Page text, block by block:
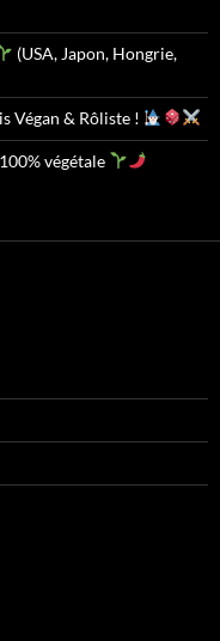
(USA, Japon, Hongrie,
Végan & Rôliste !
végétale